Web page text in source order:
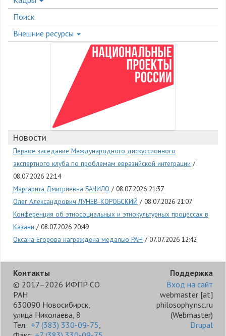
Поиск
Внешние ресурсы
Новости
Первое заседание Международного дискуссионного
экспертного клуба по проблемам евразийской интеграции
08.07.2026 22:14
Маргарита Дмитриевна БАЧИЛО
08.07.2026 21:37
Олег Александрович ЛУНЕВ-КОРОБСКИЙ
08.07.2026 21:07
Конференция об этносоциальных и этнокультурных процессах в
Казани
08.07.2026 20:49
Оксана Егорова награждена медалью РАН
07.07.2026 12:42
Контакты
© 2017–2026 ИФПР СО
РАН
630090 Новосибирск,
улица Николаева, 8
Тел.: +7 (383) 330-09-75,
Поддержка
Вход на сайт
webmaster [at]
philosophy.nsc.ru
(Webmaster)
Drupal